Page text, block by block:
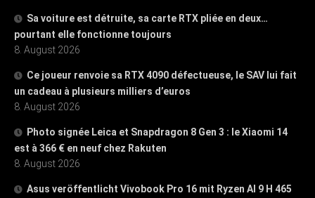
Sa voiture est détruite, sa carte RTX pliée en deux…
pourtant elle fonctionne toujours
8. August 2026
Ce joueur renvoie sa RTX 4090 défectueuse, le SAV lui fait
un cadeau à plusieurs milliers d’euros
8. August 2026
Photo signée Leica et Snapdragon 8 Gen 3 : le Xiaomi 14
est à 366 € en neuf chez Rakuten
8. August 2026
Asus veröffentlicht Vivobook Pro 16 mit Ryzen AI 9 H 465